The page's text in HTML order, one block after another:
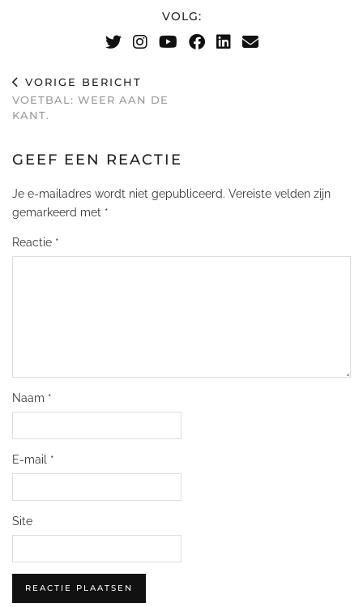
VOLG:
VORIGE BERICHT
VOETBAL: WEER AAN DE
KANT.
GEEF EEN REACTIE
Je e-mailadres wordt niet gepubliceerd. Vereiste velden zijn
gemarkeerd met *
Reactie *
Naam *
E-mail *
Site